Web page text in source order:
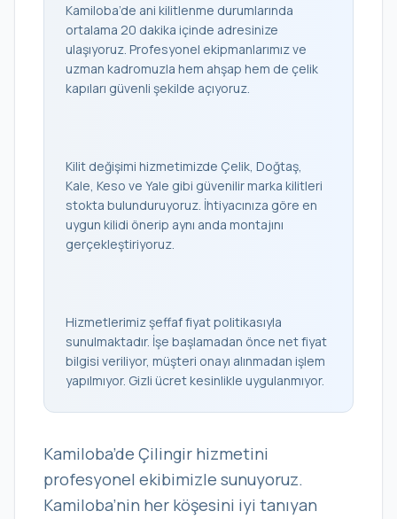
Kamiloba’de ani kilitlenme durumlarında
ortalama 20 dakika içinde adresinize
ulaşıyoruz. Profesyonel ekipmanlarımız ve
uzman kadromuzla hem ahşap hem de çelik
kapıları güvenli şekilde açıyoruz.
Kilit değişimi hizmetimizde Çelik, Doğtaş,
Kale, Keso ve Yale gibi güvenilir marka kilitleri
stokta bulunduruyoruz. İhtiyacınıza göre en
uygun kilidi önerip aynı anda montajını
gerçekleştiriyoruz.
Hizmetlerimiz şeffaf fiyat politikasıyla
sunulmaktadır. İşe başlamadan önce net fiyat
bilgisi veriliyor, müşteri onayı alınmadan işlem
yapılmıyor. Gizli ücret kesinlikle uygulanmıyor.
Kamiloba’de Çilingir hizmetini
profesyonel ekibimizle sunuyoruz.
Kamiloba’nin her köşesini iyi tanıyan